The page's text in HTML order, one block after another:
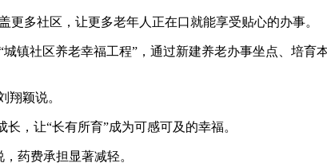
多社区，让更多老年人正在口就能享受贴心的办事。
社区养老幸福工程”，通过新建养老办事坐点、培育
颖说。
，让“长有所育”成为可感可及的幸福。
药费承担显著减轻。